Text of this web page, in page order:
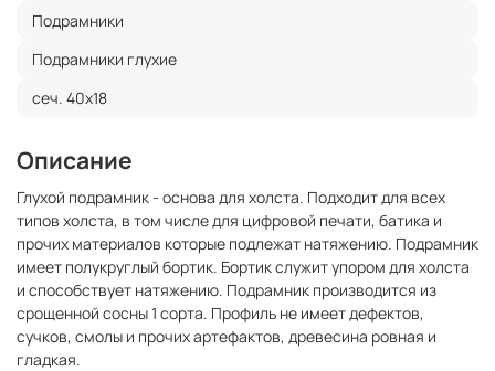
Подрамники
Подрамники глухие
сеч. 40х18
Описание
Глухой подрамник - основа для холста. Подходит для всех
типов холста, в том числе для цифровой печати, батика и
прочих материалов которые подлежат натяжению. Подрамник
имеет полукруглый бортик. Бортик служит упором для холста
и способствует натяжению. Подрамник производится из
срощенной сосны 1 сорта. Профиль не имеет дефектов,
сучков, смолы и прочих артефактов, древесина ровная и
гладкая.